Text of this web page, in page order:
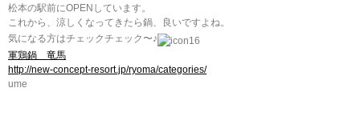
松本の駅前にOPENしています。
これから、涼しくなってきたら鍋、良いですよね。
気になる方はチェックチェック〜♪
軍鶏鍋 竜馬
http://new-concept-resort.jp/ryoma/categories/
ume